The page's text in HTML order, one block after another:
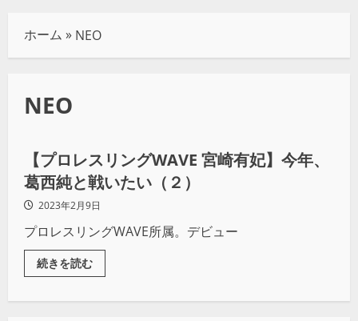
ホーム » NEO
NEO
プロレス
【プロレスリングWAVE 宮崎有妃】今年、
葛西純と戦いたい（２）
2023年2月9日
プロレスリングWAVE所属。デビュー
続きを読む